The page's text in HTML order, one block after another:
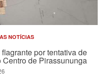
NOTÍCIAS
por tentativa de
de Pirassununga